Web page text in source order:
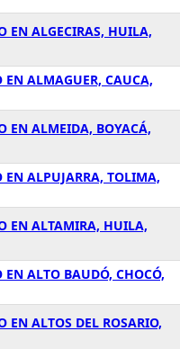
EN ALGECIRAS, HUILA,
EN ALMAGUER, CAUCA,
EN ALMEIDA, BOYACÁ,
EN ALPUJARRA, TOLIMA,
EN ALTAMIRA, HUILA,
ALTO BAUDÓ, CHOCÓ,
EN ALTOS DEL ROSARIO,